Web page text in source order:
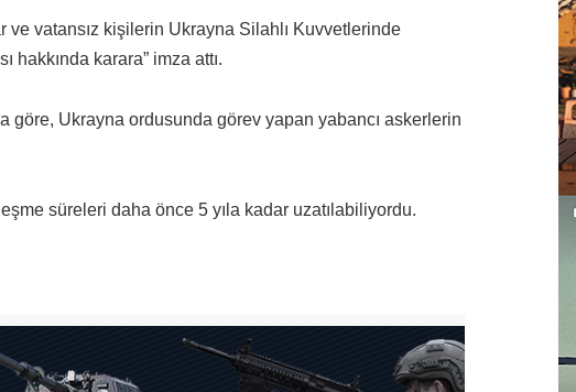
ve vatansız kişilerin Ukrayna Silahlı Kuvvetlerinde
karara” imza attı.
göre, Ukrayna ordusunda görev yapan yabancı askerlerin
süreleri daha önce 5 yıla kadar uzatılabiliyordu.